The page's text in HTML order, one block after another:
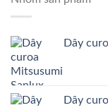
Dây
Dây